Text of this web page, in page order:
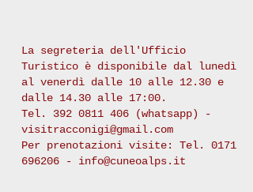
La segreteria dell'Ufficio
Turistico è disponibile dal lunedì
al venerdì dalle 10 alle 12.30 e
dalle 14.30 alle 17:00.
Tel. 392 0811 406 (whatsapp) -
visitracconigi@gmail.com
Per prenotazioni visite: Tel. 0171
696206 - info@cuneoalps.it